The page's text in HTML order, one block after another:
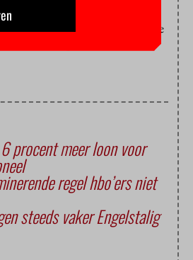
hbo-salarissen worden
is uitgenodigd om hierover mee
redactie “sportief”.
procent meer loon voor
regel hbo’ers niet
steeds vaker Engelstalig